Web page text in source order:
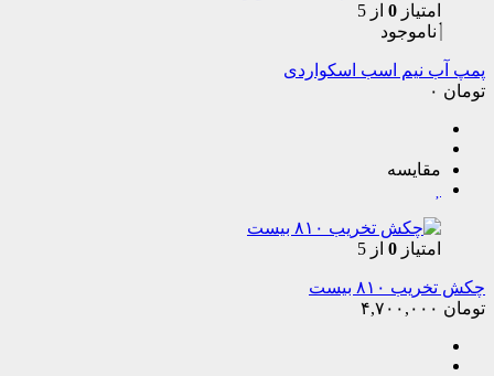
امتیاز 0 از 5
ناموجود
پمپ آب نیم اسب اسکواردی
تومان
مقایسه
امتیاز 0 از 5
چکش تخریب ۸۱۰ بیست
تومان